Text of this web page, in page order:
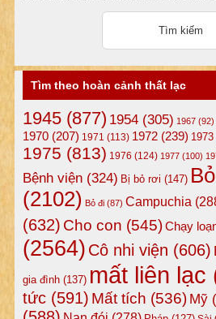
Tìm theo hoàn cảnh thất lạc
1945(877) 1954(305) 1967(92)
1970(207) 1971 (113) 1972(239) 1973
1975 (813) 1976 (124) 1977(100)
Bệnh viện(324) Bị bỏ rơi (147)
(2102) Bỏ đi(87) Campuchia
(632) Cho con (545)Chạy
(2564) Cô nhi viện (606)
gia đình(137) mất liên lạc
tức(591) Mất tích (536) Mỹ